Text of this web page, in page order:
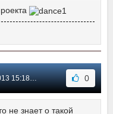
#1 0
не знает о такой